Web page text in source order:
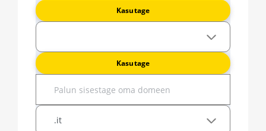
Kasutage
Kasutage